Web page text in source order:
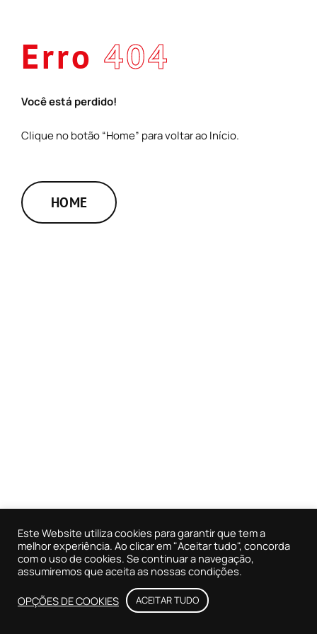
contentErro 404
Você está perdido!
Clique no botão “Home” para voltar ao Início.
HOME
Este Website utiliza cookies para garantir que tem a
melhor experiência. Ao clicar em "Aceitar tudo", concorda
com o uso de cookies. Se continuar a navegação,
assumiremos que aceita as nossas condições.
OPÇÕES DE COOKIES ACEITAR TUDO